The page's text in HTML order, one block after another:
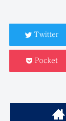
Twitter
Pocket